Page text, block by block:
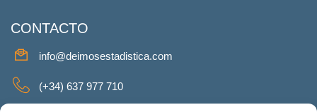
CONTACTO
info@deimosestadistica.com
(+34) 637 977 710